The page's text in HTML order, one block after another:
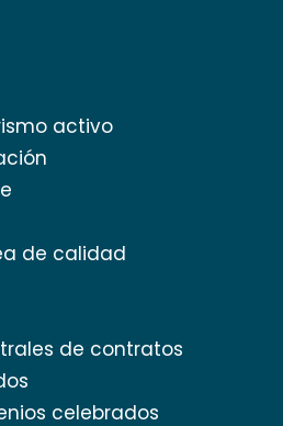
activo
de calidad
de contratos
celebrados